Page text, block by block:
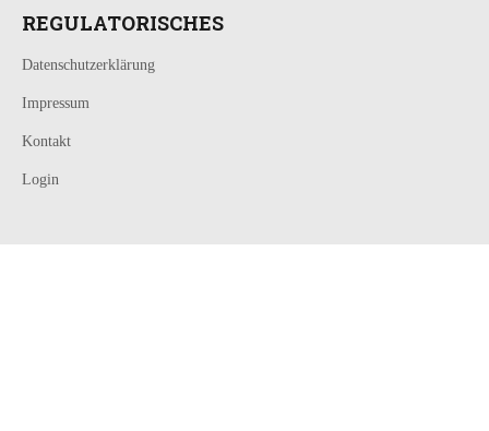
REGULATORISCHES
Datenschutzerklärung
Impressum
Kontakt
Login